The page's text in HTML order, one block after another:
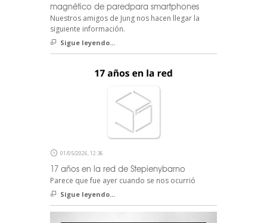
magnético de paredpara smartphones
Nuestros amigos de Jung nos hacen llegar la
siguiente información.
Sigue leyendo...
01/05/2026, 12:36
17 años en la red de Stepienybarno
Parece que fue ayer cuando se nos ocurrió
Sigue leyendo...